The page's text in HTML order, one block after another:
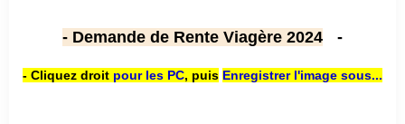
- Demande de Rente Viagère 2024 -
- Cliquez droit pour les PC, puis Enregistrer l'image sous...